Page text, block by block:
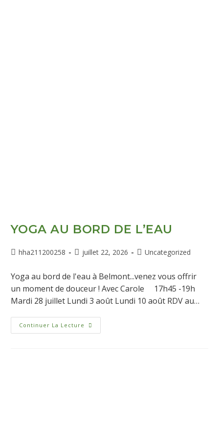
YOGA AU BORD DE L’EAU
hha211200258 juillet 22, 2026 Uncategorized
Yoga au bord de l'eau à Belmont...venez vous offrir
un moment de douceur ! Avec Carole 17h45 -19h
Mardi 28 juillet Lundi 3 août Lundi 10 août RDV au…
Continuer La Lecture